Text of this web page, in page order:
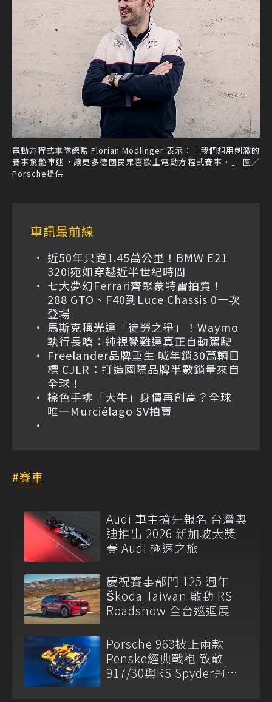
電動⽅程式⾞隊總監 Florian Modlinger 表⽰：「我們想用刺激的
賽事驚艷車迷，讓更多德國民眾喜歡上電動方程式賽事。」 圖／
Porsche提供
車訊最前線
近50年只跑1.45萬公里！BMW E21
320i宛如穿越近半世紀時間
七大夢幻Ferrari齊聚蒙特雷拍賣！
288 GTO、F40到Luce Chassis 0一次
登場
馬斯克稱光達「徒勞之舉」！Waymo
執行長嗆：純視覺難達真正自動駕駛
Freelander品牌重生 喊年銷30萬輛目
標 CJLR：打造國際品牌半數銷量來自
全球！
棕色手排「大牛」身價再創高？全球
唯一Murciélago SV拍賣
賽車
Audi 車主搶先報名 台灣奧
迪推出 2026 新加坡大獎
賽 Audi 極速之旅
慶祝賽事部門 125 週年
Škoda Taiwan 啟動 RS
Roadshow 全台巡迴展
Porsche 963披上兩款
Penske經典戰袍 致敬
917/30與RS Spyder冠軍